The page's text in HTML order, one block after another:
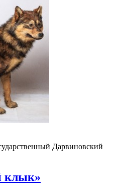
Дарвиновский
клык»